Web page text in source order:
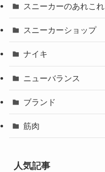
スニーカーのあれこれ
スニーカーショップ
ナイキ
ニューバランス
ブランド
筋肉
人気記事